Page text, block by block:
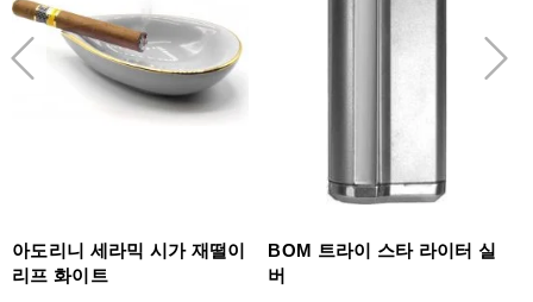
아도리니 세라믹 시가 재떨이
리프 화이트
BOM 트라이 스타 라이터 실
버